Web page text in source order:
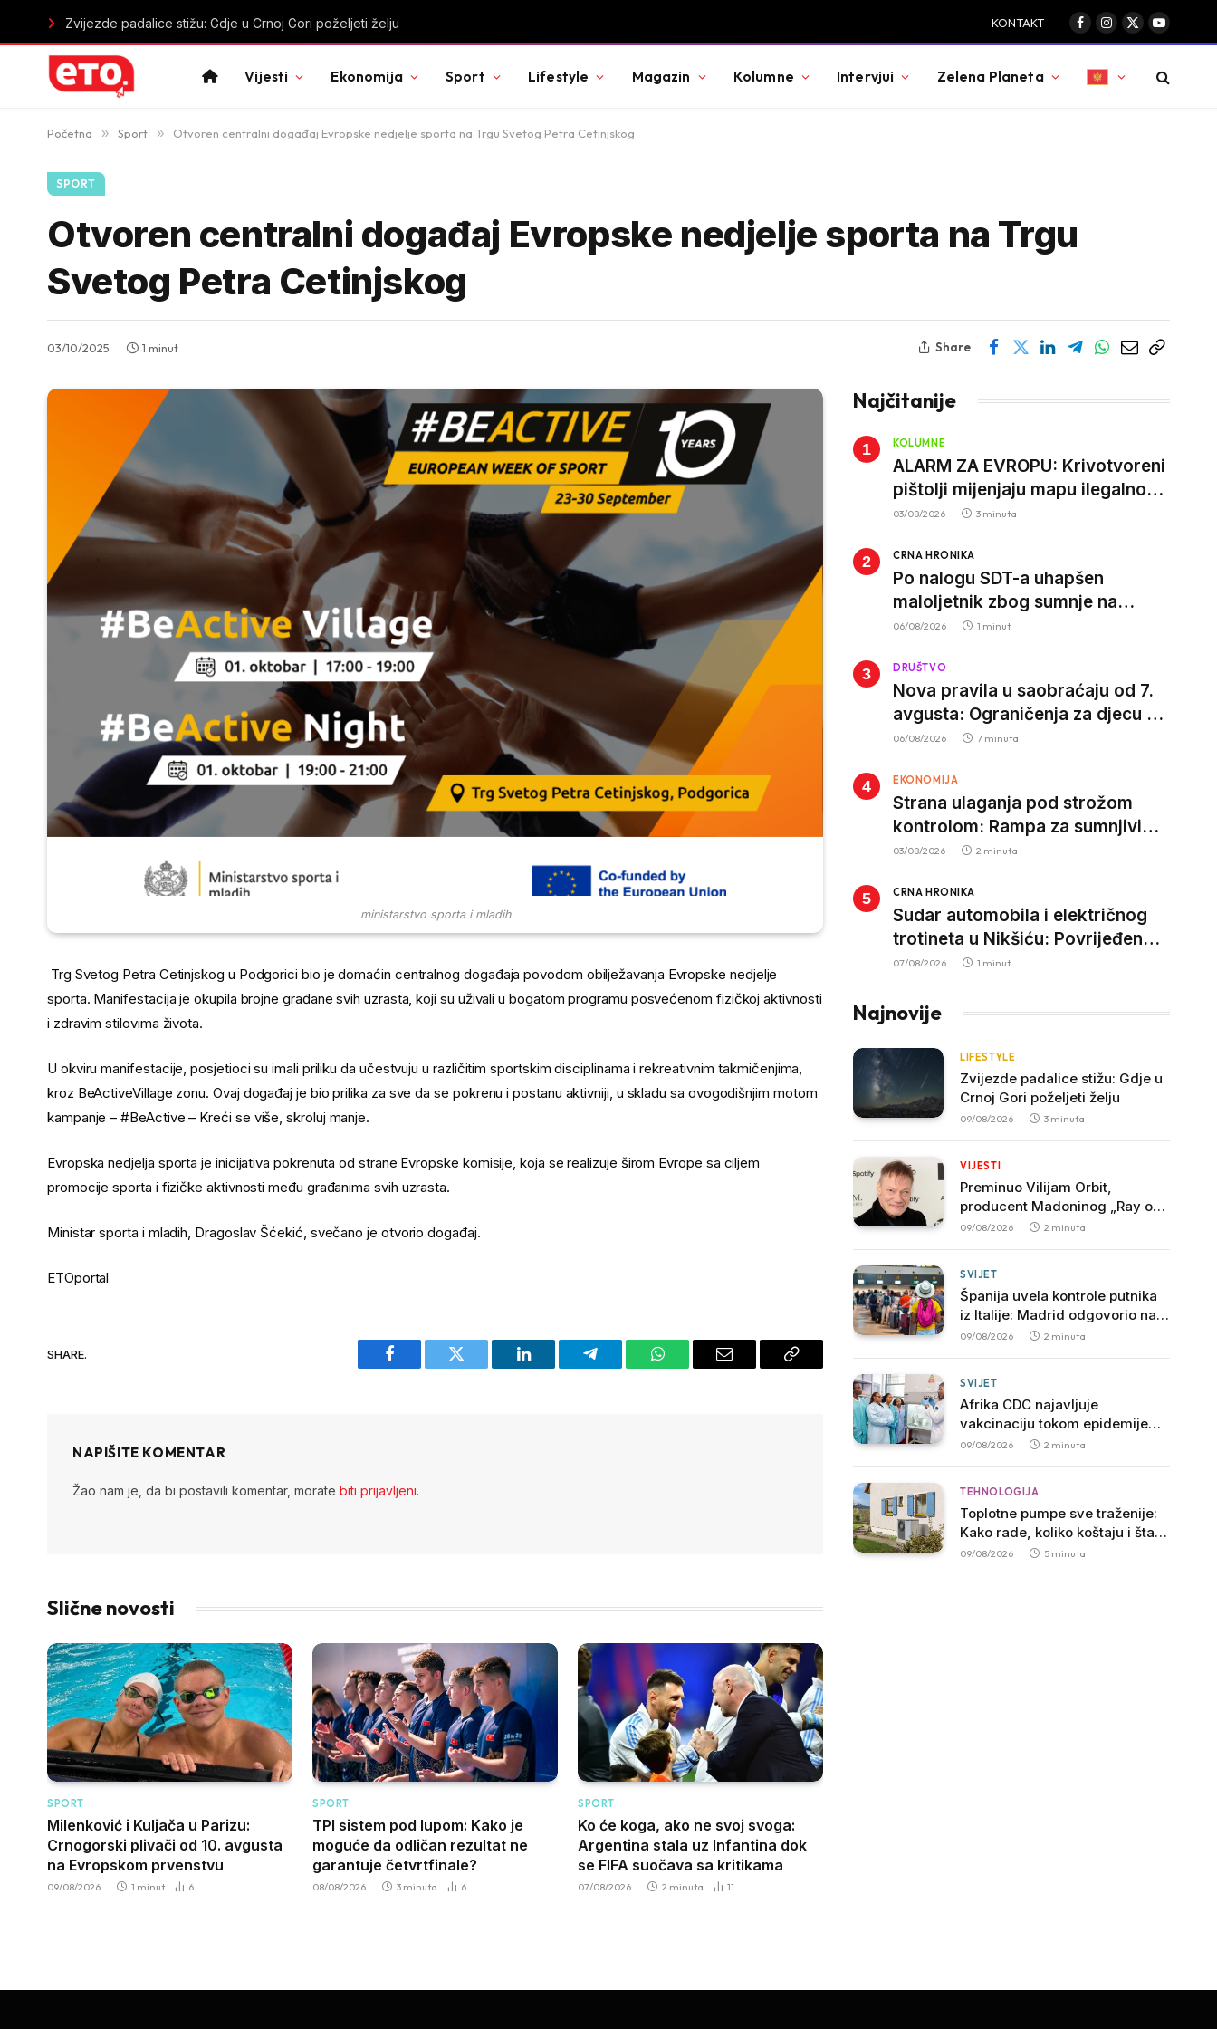
Zvijezde padalice stižu: Gdje u Crnoj Gori poželjeti želju KONTAKT
Facebook
Instagram
X
(Twitter)
YouTube
Vijesti Ekonomija Sport Lifestyle Magazin Kolumne Intervjui Zelena Planeta
Početna » Sport » Otvoren centralni događaj Evropske nedjelje sporta na Trgu Svetog Petra Cetinjskog
SPORT
Otvoren centralni događaj Evropske nedjelje sporta na Trgu
Svetog Petra Cetinjskog
03/10/2025 1 minut Share
ministarstvo sporta i mladih
Trg Svetog Petra Cetinjskog u Podgorici bio je domaćin centralnog događaja povodom obilježavanja Evropske nedjelje
sporta. Manifestacija je okupila brojne građane svih uzrasta, koji su uživali u bogatom programu posvećenom fizičkoj aktivnosti
i zdravim stilovima života.
U okviru manifestacije, posjetioci su imali priliku da učestvuju u različitim sportskim disciplinama i rekreativnim takmičenjima,
kroz BeActiveVillage zonu. Ovaj događaj je bio prilika za sve da se pokrenu i postanu aktivniji, u skladu sa ovogodišnjim motom
kampanje – #BeActive – Kreći se više, skroluj manje.
Evropska nedjelja sporta je inicijativa pokrenuta od strane Evropske komisije, koja se realizuje širom Evrope sa ciljem
promocije sporta i fizičke aktivnosti među građanima svih uzrasta.
Ministar sporta i mladih, Dragoslav Šćekić, svečano je otvorio događaj.
ETOportal
SHARE.
Facebook Twitter LinkedIn Telegram WhatsAppEmail
Copy
NAPIŠITE KOMENTAR
Žao nam je, da bi postavili komentar, morate biti prijavljeni.
Slične novosti
SPORT
Milenković i Kuljača u Parizu:
Crnogorski plivači od 10. avgusta
na Evropskom prvenstvu
09/08/2026 1 minut 6
SPORT
TPI sistem pod lupom: Kako je
moguće da odličan rezultat ne
garantuje četvrtfinale?
08/08/2026 3 minuta 6
SPORT
Ko će koga, ako ne svoj svoga:
Argentina stala uz Infantina dok
se FIFA suočava sa kritikama
07/08/2026 2 minuta 11
Najčitanije
KOLUMNE
ALARM ZA EVROPU: Krivotvoreni
pištolji mijenjaju mapu ilegalnog
tržišta, istrage ukazuju na
03/08/2026 3 minuta
CRNA HRONIKA
Po nalogu SDT-a uhapšen
maloljetnik zbog sumnje na
vrbovanje i obučavanje za
06/08/2026 1 minut
DRUŠTVO
Nova pravila u saobraćaju od 7.
avgusta: Ograničenja za djecu na
trotinetima i mlade vozače, veće
djece
06/08/2026 7 minuta
EKONOMIJA
Strana ulaganja pod strožom
kontrolom: Rampa za sumnjivi
kapital
03/08/2026 2 minuta
CRNA HRONIKA
Sudar automobila i električnog
trotineta u Nikšiću: Povrijeđen
vozač trotineta, prebačen u
07/08/2026 1 minut
Najnovije
LIFESTYLE
Zvijezde padalice stižu: Gdje u
Crnoj Gori poželjeti želju
09/08/2026 3 minuta
VIJESTI
Preminuo Vilijam Orbit,
producent Madoninog „Ray of
Light“
09/08/2026 2 minuta
SVIJET
Španija uvela kontrole putnika
iz Italije: Madrid odgovorio na
potez vlade Đorđe Meloni
09/08/2026 2 minuta
SVIJET
Afrika CDC najavljuje
vakcinaciju tokom epidemije
ebole u Kongu
09/08/2026 2 minuta
TEHNOLOGIJA
Toplotne pumpe sve traženije:
Kako rade, koliko koštaju i šta
je potrebno za njihovu ugradnju
09/08/2026 5 minuta